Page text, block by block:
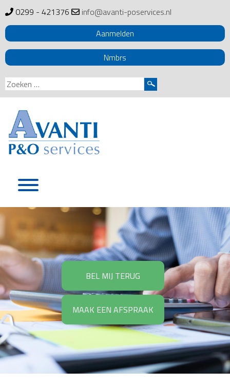
0299 - 421376
info@avanti-poservices.nl
Aanmelden
Nmbrs
Zoeken
naar:
BEL MIJ TERUG
MAAK EEN AFSPRAAK